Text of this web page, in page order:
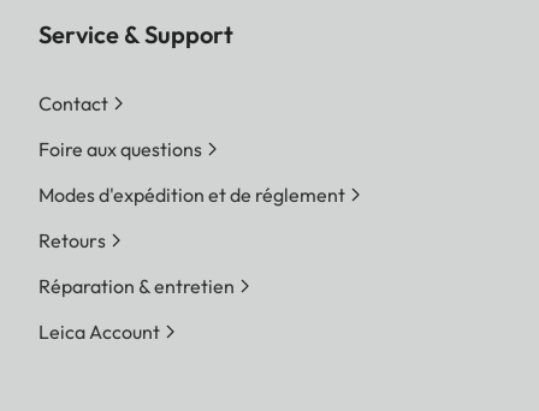
Service & Support
Contact
Foire aux questions
Modes d'expédition et de réglement
Retours
Réparation & entretien
Leica Account